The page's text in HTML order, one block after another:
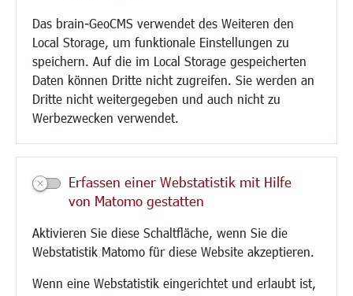
Das brain-GeoCMS verwendet des Weiteren den
Local Storage, um funktionale Einstellungen zu
speichern. Auf die im Local Storage gespeicherten
Daten können Dritte nicht zugreifen. Sie werden an
Dritte nicht weitergegeben und auch nicht zu
Werbezwecken verwendet.
Erfassen einer Webstatistik mit Hilfe
von Matomo gestatten
Aktivieren Sie diese Schaltfläche, wenn Sie die
Webstatistik Matomo für diese Website akzeptieren.
Wenn eine Webstatistik eingerichtet und erlaubt ist,
Verkehr/Mobilität
Glasfaserausbau
Aktuelle Baustellen
Paddelteich
CINDY S
Kultur/Freizeit/Tourismus
Veranstaltungen
Neue Stadthalle Langen
Bäder
Musikschule
Stadtbücherei